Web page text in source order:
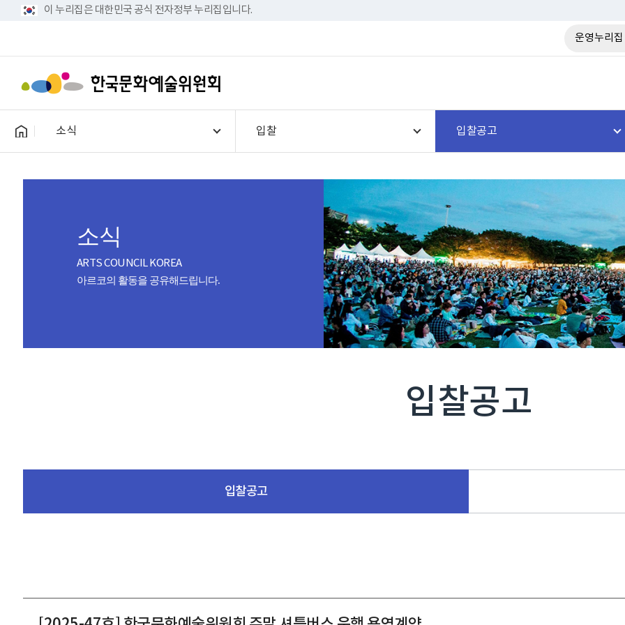
이 누리집은 대한민국 공식 전자정부 누리집입니다.
운영누리집
소식 입찰 입찰공고
소식
ARTS COUNCIL KOREA
아르코의 활동을 공유해드립니다.
입찰공고
입찰공고